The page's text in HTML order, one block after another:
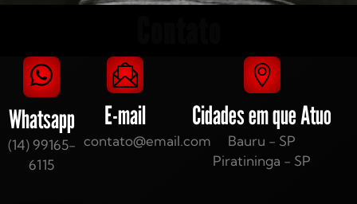
Whatsapp
(14) 99165-
6115
E-mail
contato@email.com
Cidades em que Atuo
Bauru - SP
Piratininga - SP